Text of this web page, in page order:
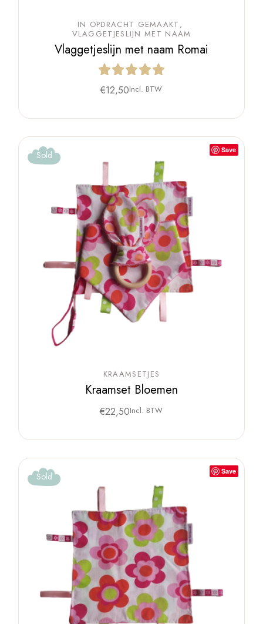
IN OPDRACHT GEMAAKT
VLAGGETJESLIJN MET NAAM
Vlaggetjeslijn met naam Romai
€12,50Incl. BTW
Save
Sold
KRAAMSETJES
Kraamset Bloemen
€22,50Incl. BTW
Save
Sold